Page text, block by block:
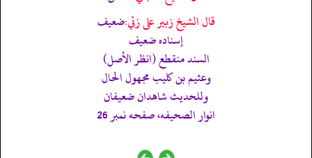
قال الشيخ زبير على زئي:ضعيف
إسناده ضعيف
السند منقطع (انظر الأصل)
وعثيم بن كليب مجهول الحال
وللحديث شاھدان ضعيفان
انوار الصحيفه، صفحه نمبر 26